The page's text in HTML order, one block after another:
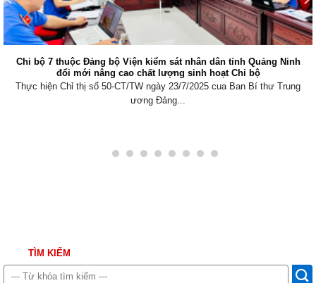
Chi bộ 7 thuộc Đảng bộ Viện kiểm sát nhân dân tỉnh Quảng Ninh
đổi mới nâng cao chất lượng sinh hoạt Chi bộ
Thực hiện Chỉ thị số 50-CT/TW ngày 23/7/2025 cua Ban Bí thư Trung
ương Đảng...
TÌM KIẾM